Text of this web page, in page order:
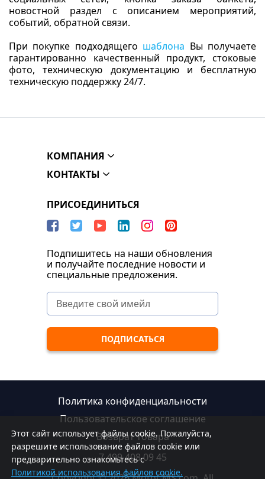
новостной раздел с описанием мероприятий,
событий, обратной связи.
При покупке подходящего шаблона Вы получаете
гарантированно качественный продукт, стоковые
фото, техническую документацию и бесплатную
техническую поддержку 24/7.
Этот сайт использует файлы cookie. Пожалуйста,
разрешите использование файлов cookie или
предварительно ознакомьтесь с
Политикой использования файлов cookie.
КОМПАНИЯ
КОНТАКТЫ
ПРИСОЕДИНИТЬСЯ
Подпишитесь на наши обновления
и получайте последние новости и
специальные предложения.
Политика конфиденциальности
Пользовательское соглашение
Возврат товара
7 499 408 09 45